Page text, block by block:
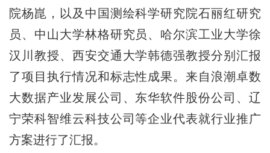
院杨崑，以及中国测绘科学研究院石丽红研究
员、中山大学林格研究员、哈尔滨工业大学徐
汉川教授、西安交通大学韩德强教授分别汇报
了项目执行情况和标志性成果。来自浪潮卓数
大数据产业发展公司、东华软件股份公司、辽
宁荣科智维云科技公司等企业代表就行业推广
方案进行了汇报。